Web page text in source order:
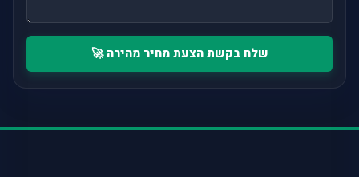
שלח בקשת הצעת מחיר מהירה 🚀